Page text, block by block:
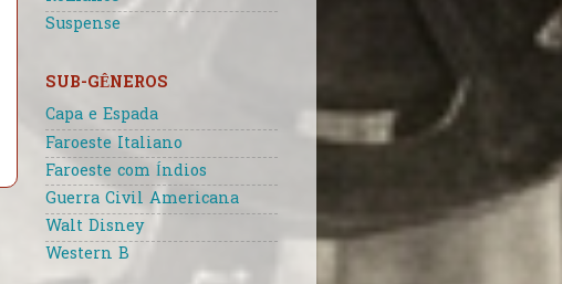
Suspense
SUB-GÊNEROS
Capa e Espada
Faroeste Italiano
Faroeste com Índios
Guerra Civil Americana
Walt Disney
Western B